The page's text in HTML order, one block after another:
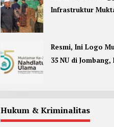
Infrastruktur
Resmi, Ini Logo
35 NU di
Hukum & Kriminalitas